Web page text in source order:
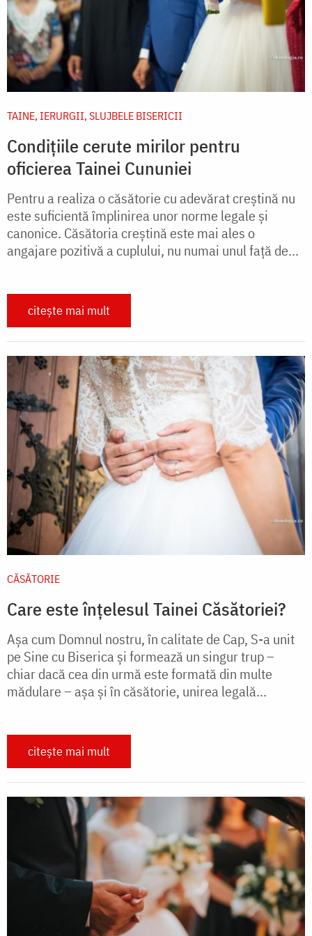
TAINE, IERURGII, SLUJBELE BISERICII
Condițiile cerute mirilor pentru
oficierea Tainei Cununiei
Pentru a realiza o căsătorie cu adevărat creștină nu
este suficientă împlinirea unor norme legale și
canonice. Căsătoria creștină este mai ales o
angajare pozitivă a cuplului, nu numai unul față de...
citește mai mult
CĂSĂTORIE
Care este înțelesul Tainei Căsătoriei?
Aşa cum Domnul nostru, în calitate de Cap, S-a unit
pe Sine cu Biserica şi formează un singur trup –
chiar dacă cea din urmă este formată din multe
mădulare – aşa şi în căsătorie, unirea legală...
citește mai mult